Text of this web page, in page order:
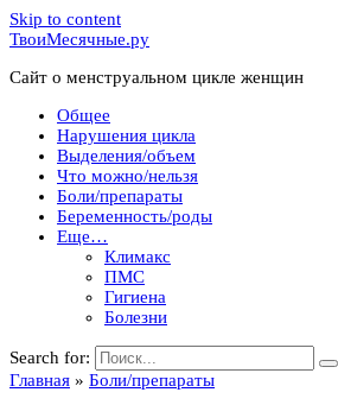
Skip to content
ТвоиМесячные.ру
Сайт о менструальном цикле женщин
Общее
Нарушения цикла
Выделения/объем
Что можно/нельзя
Боли/препараты
Беременность/роды
Еще…
Климакс
ПМС
Гигиена
Болезни
Search for:
Главная » Боли/препараты